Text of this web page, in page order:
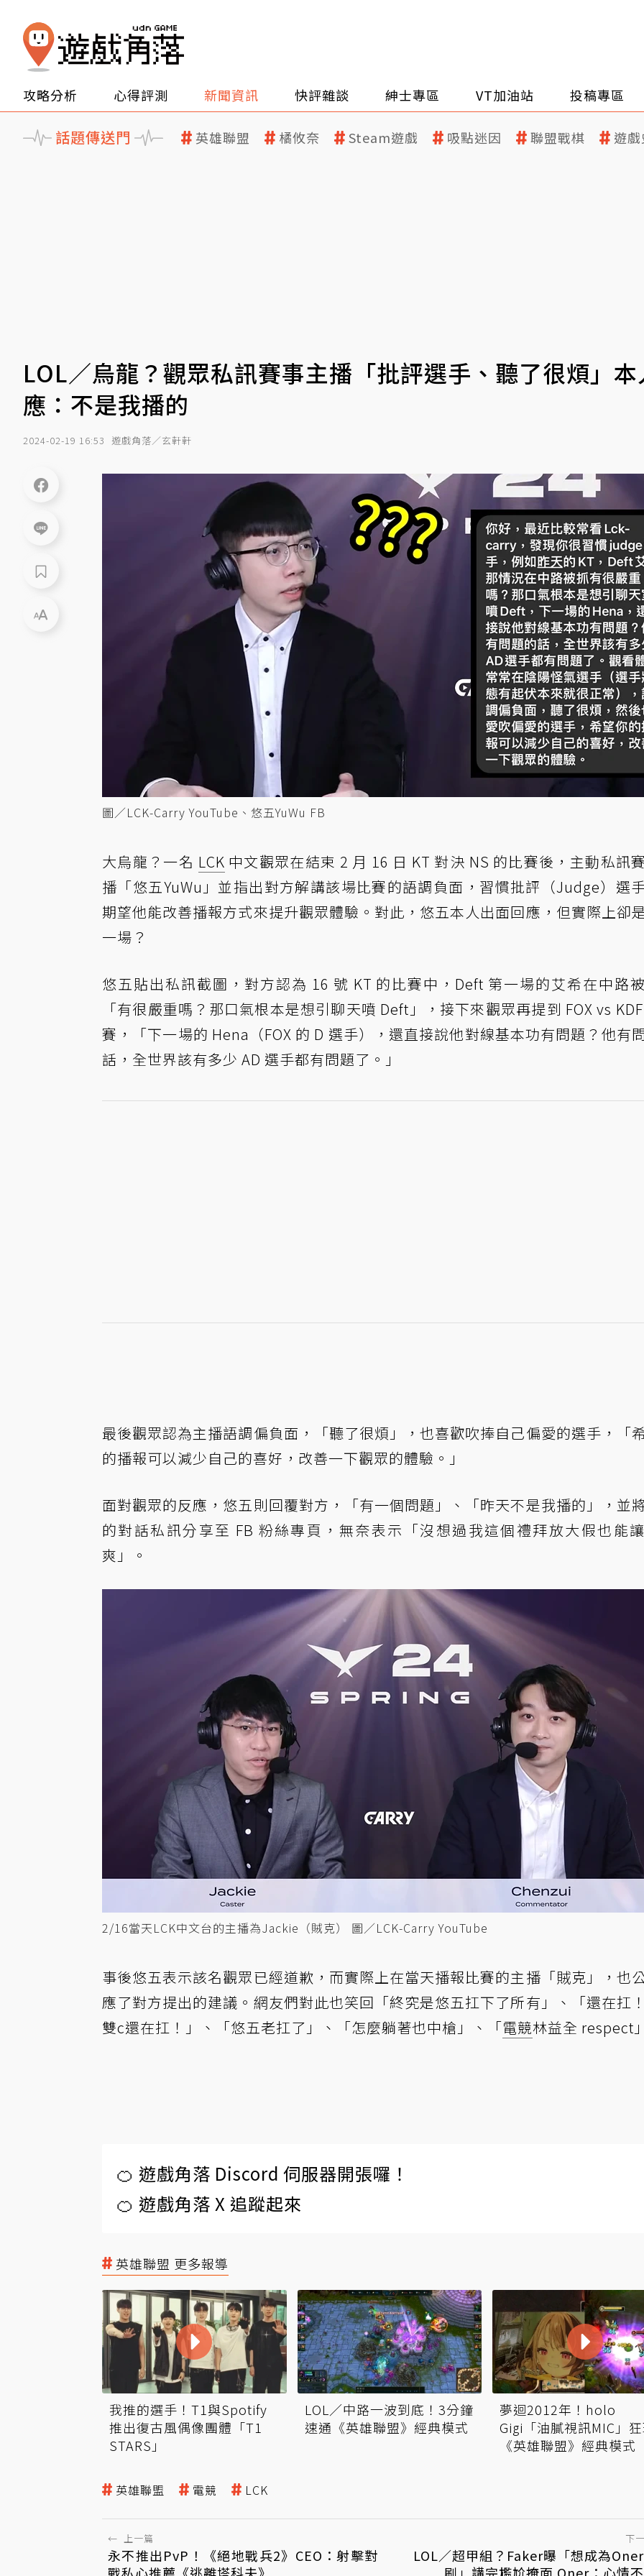
攻略分析 心得評測 新聞資訊 快評雜談 紳士專區 VT加油站 投稿專區
話題傳送門 英雄聯盟 橘攸奈 Steam遊戲 吸點迷因 聯盟戰棋 遊
LOL／烏龍？觀眾私訊賽事主播「批評選手、聽了很煩」本
應：不是我播的
2024-02-19 16:53 遊戲角落／玄軒軒
圖／LCK-Carry YouTube、悠五YuWu FB
大烏龍？一名 LCK 中文觀眾在結束 2 月 16 日 KT 對決 NS 的比賽後，主動私訊
播「悠五YuWu」並指出對方解講該場比賽的語調負面，習慣批評（Judge）選
期望他能改善播報方式來提升觀眾體驗。對此，悠五本人出面回應，但實際上卻
一場？
悠五貼出私訊截圖，對方認為 16 號 KT 的比賽中，Deft 第一場的艾希在中路被
「有很嚴重嗎？那口氣根本是想引聊天噴 Deft」，接下來觀眾再提到 FOX vs
賽，「下一場的 Hena（FOX 的 D 選手），還直接說他對線基本功有問題？他有
話，全世界該有多少 AD 選手都有問題了。」
最後觀眾認為主播語調偏負面，「聽了很煩」，也喜歡吹捧自己偏愛的選手，「
的播報可以減少自己的喜好，改善一下觀眾的體驗。」
面對觀眾的反應，悠五則回覆對方，「有一個問題」、「昨天不是我播的」，並
的對話私訊分享至 FB 粉絲專頁，無奈表示「沒想過我這個禮拜放大假也能
爽」。
2/16當天LCK中文台的主播為Jackie（賊克） 圖／LCK-Carry YouTube
事後悠五表示該名觀眾已經道歉，而實際上在當天播報比賽的主播「賊克」，也
應了對方提出的建議。網友們對此也笑回「終究是悠五扛下了所有」、「還在扛
雙c還在扛！」、「悠五老扛了」、「怎麼躺著也中槍」、「電競林益全 respect
🍊 遊戲角落 Discord 伺服器開張囉！
🍊 遊戲角落 X 追蹤起來
英雄聯盟 更多報導
我推的選手！T1與Spotify
推出復古風偶像團體「T1
STARS」
LOL／中路一波到底！3分鐘
速通《英雄聯盟》經典模式
夢迴2012年！holo
Gigi「油膩視訊MIC」
《英雄聯盟》經典模式
英雄聯盟 電競 LCK
← 上一篇
永不推出PvP！《絕地戰兵2》CEO：射擊對
下
LOL／超甲組？Faker曝「想成為